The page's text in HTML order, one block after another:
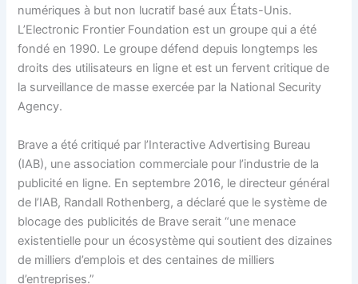
numériques à but non lucratif basé aux États-Unis.
L’Electronic Frontier Foundation est un groupe qui a été
fondé en 1990. Le groupe défend depuis longtemps les
droits des utilisateurs en ligne et est un fervent critique de
la surveillance de masse exercée par la National Security
Agency.
Brave a été critiqué par l’Interactive Advertising Bureau
(IAB), une association commerciale pour l’industrie de la
publicité en ligne. En septembre 2016, le directeur général
de l’IAB, Randall Rothenberg, a déclaré que le système de
blocage des publicités de Brave serait “une menace
existentielle pour un écosystème qui soutient des dizaines
de milliers d’emplois et des centaines de milliers
d’entreprises.”